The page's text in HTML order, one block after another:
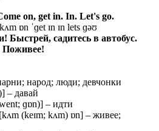
on, get in. In. Let's go.
ɒn ˈɡet ɪn ɪn lets ɡəʊ
Быстрей, садитесь в автобус.
Поживее!
народ; люди; девчонки
– давай
ɡɒn)] – идти
(keɪm; kʌm) ɒn] – живее;